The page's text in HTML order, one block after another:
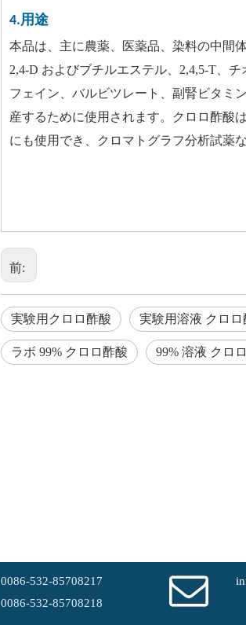
4.用途
本品は、主に農薬、医薬品、染料の中間
2,4-D およびブチルエステル、2,4,5-T、
フェイン、バルビツレート、副腎ビタミ
産するために使用されます。クロロ酢酸
にも使用でき、クロマトグラフ分析試薬
前:
実験用クロロ酢酸 実験用溶液 クロロ
ラボ 99% クロロ酢酸 99% 溶液 クロ
0086-532-85708217
0086-532-85708218